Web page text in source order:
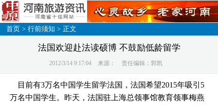
首页 >行前须知 > 正文
法国欢迎赴法读硕博 不鼓励低龄留学
2012/3/14 9:17:04 来源： 责任编辑：郭凯
目前有3万名中国学生留学法国，法国希望2015年吸引5
万名中国学生。昨天，法国驻上海总领事馆教育领事梅燕